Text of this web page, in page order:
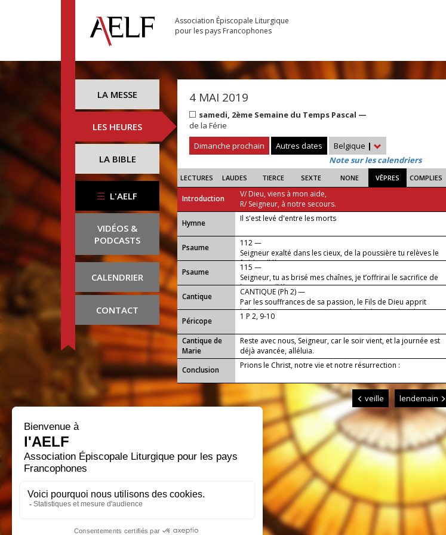
Association Épiscopale Liturgique
pour les pays Francophones
LA MESSE
LES HEURES
LA BIBLE
L'AELF
VIDÉOS &
PODCASTS
CALENDRIER
CONTACT
4 MAI 2019
samedi, 2ème Semaine du Temps Pascal —
de la Férie
Dimanche prochain
Autres dates Belgique |
Note sur les calendriers
LECTURES LAUDES TIERCE SEXTE NONE VÊPRES COMPLIES
Introduction
V/ Dieu, viens à mon aide,
R/ Seigneur, à notre secours.
...
Hymne Il s'est levé d'entre les morts
Psaume
112 —
Seigneur exalté dans les cieux, de la poussière tu relèves le
faible, alléluia.
Psaume
115 —
Seigneur, tu as brisé mes chaînes, je t’offrirai le sacrifice de
louange, alléluia.
Cantique
CANTIQUE (Ph 2) —
Par les souffrances de sa passion, le Fils de Dieu apprit
l’obéissance. Pour tous ceux qui lui obéissent, il est la source
du salut, alléluia.
Péricope 1 P 2, 9-10
Cantique de
Marie
Reste avec nous, Seigneur, car le soir vient, et la journée est
déjà avancée, alléluia.
Conclusion
Prions le Christ, notre vie et notre résurrection :
veille lendemain